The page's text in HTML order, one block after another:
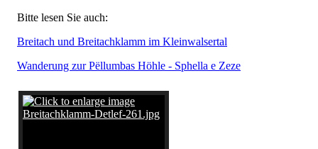
Bitte lesen Sie auch:
Breitach und Breitachklamm im Kleinwalsertal
Wanderung zur Pëllumbas Höhle - Sphella e Zeze